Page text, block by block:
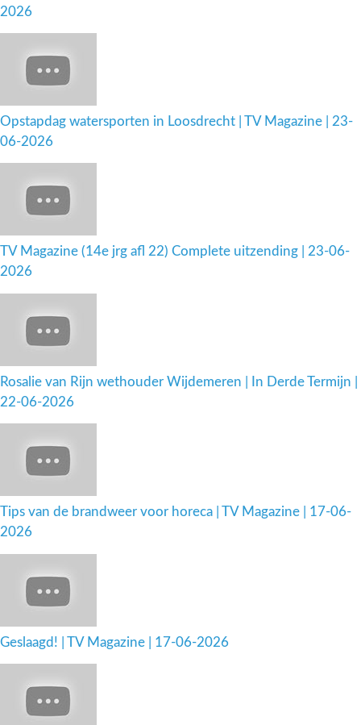
2026
Opstapdag watersporten in Loosdrecht | TV Magazine | 23-
06-2026
TV Magazine (14e jrg afl 22) Complete uitzending | 23-06-
2026
Rosalie van Rijn wethouder Wijdemeren | In Derde Termijn |
22-06-2026
Tips van de brandweer voor horeca | TV Magazine | 17-06-
2026
Geslaagd! | TV Magazine | 17-06-2026